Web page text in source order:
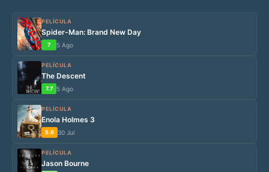
PELÍCULA
Spider-Man: Brand New Day
7 5 Ago
PELÍCULA
The Descent
7.7 5 Ago
PELÍCULA
Enola Holmes 3
5.6 30 Jul
PELÍCULA
Jason Bourne